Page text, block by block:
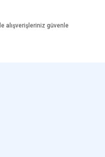
alışverişleriniz güvenle